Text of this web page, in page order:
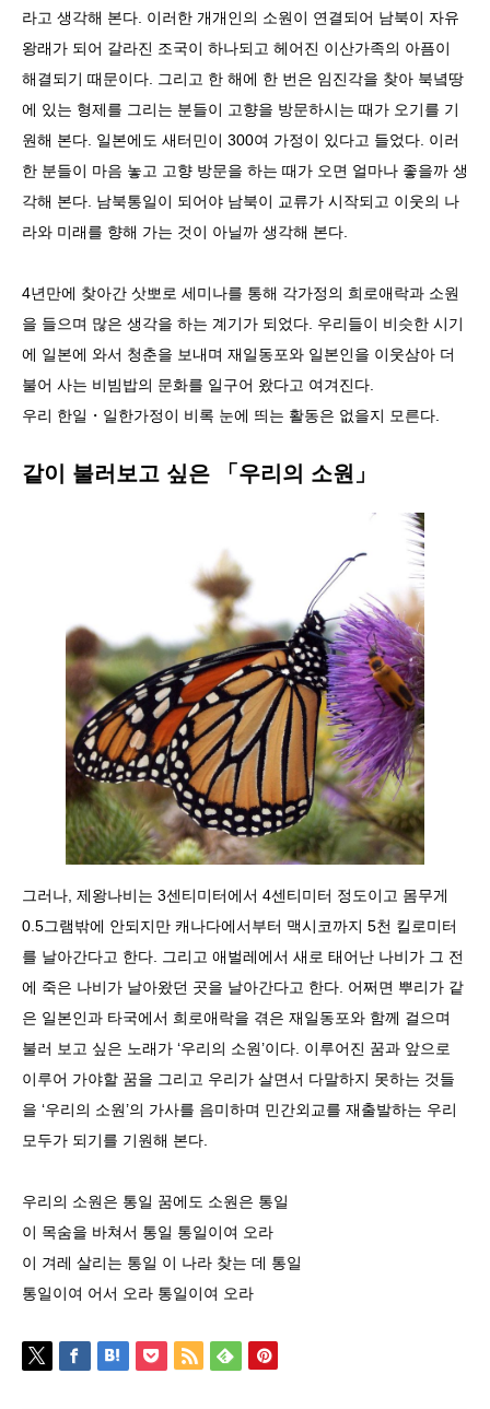
라고 생각해 본다. 이러한 개개인의 소원이 연결되어 남북이 자유
왕래가 되어 갈라진 조국이 하나되고 헤어진 이산가족의 아픔이
해결되기 때문이다. 그리고 한 해에 한 번은 임진각을 찾아 북녘땅
에 있는 형제를 그리는 분들이 고향을 방문하시는 때가 오기를 기
원해 본다. 일본에도 새터민이 300여 가정이 있다고 들었다. 이러
한 분들이 마음 놓고 고향 방문을 하는 때가 오면 얼마나 좋을까 생
각해 본다. 남북통일이 되어야 남북이 교류가 시작되고 이웃의 나
라와 미래를 향해 가는 것이 아닐까 생각해 본다.
4년만에 찾아간 삿뽀로 세미나를 통해 각가정의 희로애락과 소원
을 들으며 많은 생각을 하는 계기가 되었다. 우리들이 비슷한 시기
에 일본에 와서 청춘을 보내며 재일동포와 일본인을 이웃삼아 더
불어 사는 비빔밥의 문화를 일구어 왔다고 여겨진다.
우리 한일・일한가정이 비록 눈에 띄는 활동은 없을지 모른다.
같이 불러보고 싶은 「우리의 소원」
그러나, 제왕나비는 3센티미터에서 4센티미터 정도이고 몸무게
0.5그램밖에 안되지만 캐나다에서부터 맥시코까지 5천 킬로미터
를 날아간다고 한다. 그리고 애벌레에서 새로 태어난 나비가 그 전
에 죽은 나비가 날아왔던 곳을 날아간다고 한다. 어쩌면 뿌리가 같
은 일본인과 타국에서 희로애락을 겪은 재일동포와 함께 걸으며
불러 보고 싶은 노래가 ‘우리의 소원’이다. 이루어진 꿈과 앞으로
이루어 가야할 꿈을 그리고 우리가 살면서 다말하지 못하는 것들
을 ‘우리의 소원’의 가사를 음미하며 민간외교를 재출발하는 우리
모두가 되기를 기원해 본다.
우리의 소원은 통일 꿈에도 소원은 통일
이 목숨을 바쳐서 통일 통일이여 오라
이 겨레 살리는 통일 이 나라 찾는 데 통일
통일이여 어서 오라 통일이여 오라